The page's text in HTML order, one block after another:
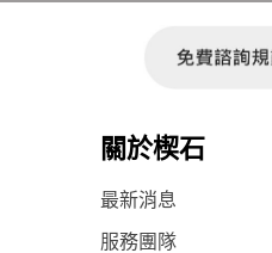
關於楔石
最新消息
服務團隊